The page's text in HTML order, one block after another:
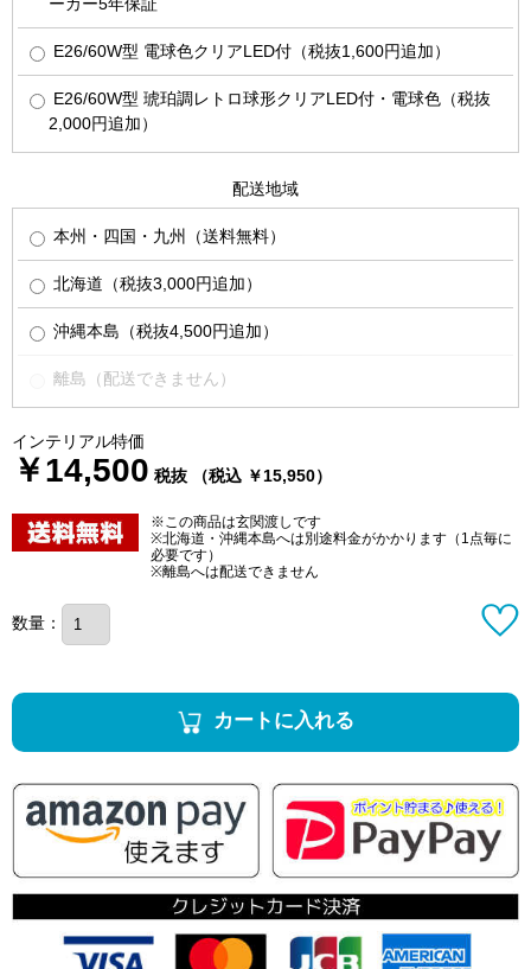
E26/60W型 電球色クリアLED付（税抜1,600円追加）
E26/60W型 琥珀調レトロ球形クリアLED付・電球色（税抜
2,000円追加）
配送地域
本州・四国・九州（送料無料）
北海道（税抜3,000円追加）
沖縄本島（税抜4,500円追加）
離島（配送できません）
インテリアル特価
￥14,500 税抜 （税込 ￥15,950）
※この商品は玄関渡しです
※北海道・沖縄本島へは別途料金がかかります（1点毎に
必要です）
※離島へは配送できません
数量：
カートに入れる